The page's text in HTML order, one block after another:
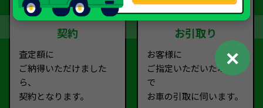
契約
査定額に
ご納得いただけました
ら、
契約となります。
お引取り
お客様に
ご指定いただいた場所ま
で
お車の引取に伺います。
✕